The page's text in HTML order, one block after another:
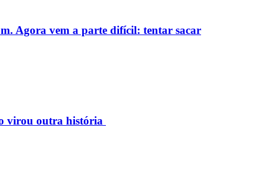
Agora vem a parte difícil: tentar sacar
virou outra história